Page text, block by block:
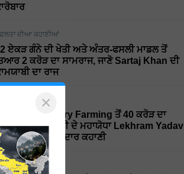
ਦੀਆ ਕਹਾਣੀਆਂ
ਏਕੜ ਗੰਨੇ ਦੀ ਖੇਤੀ ਅਤੇ ਅੰਤਰ-ਫਸਲੀ ਮਾਡਲ ਤੋਂ
2 ਕਰੋੜ ਦਾ ਸਾਮਰਾਜ, ਜਾਣੋ Sartaj Khan ਦੀ
ਦਾ ਰਾਜ
ਦੀਆ ਕਹਾਣੀਆਂ
Organic ਅਤੇ Dairy Farming ਤੋਂ 40 ਕਰੋੜ ਦਾ
ਦੇਖੋ ਮਿੱਟੀ ਦੇ ਮਹਾਯੋਧਾ Lekhram Yadav
ਸਫਲਤਾ ਦੀ ਸ਼ਾਨਦਾਰ ਕਹਾਣੀ
ਦੀਆ ਕਹਾਣੀਆਂ
×